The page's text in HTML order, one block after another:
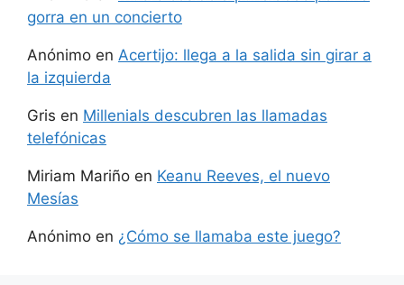
gorra en un concierto
Anónimo en Acertijo: llega a la salida sin girar a
la izquierda
Gris en Millenials descubren las llamadas
telefónicas
Miriam Mariño en Keanu Reeves, el nuevo
Mesías
Anónimo en ¿Cómo se llamaba este juego?